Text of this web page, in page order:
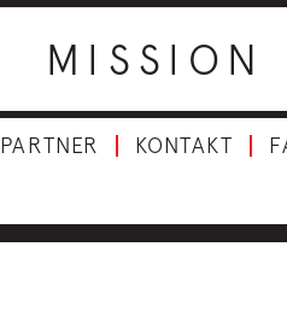
MISSION
PARTNER KONTAKT